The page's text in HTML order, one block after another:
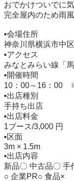
おでかけついでに
完全屋内のため雨
▪️会場住所
神奈川県横浜市中
▪️アクセス
みなとみらい線「
▪️開催時間
10：00～16：00
▪️出店種別
手持ち出店
▪️出店料金
1ブース/3,000 円
▪️区面
3m × 1.5m
▪️出店内容
新品〇 中古品〇
○ 企業PR○ 食品×